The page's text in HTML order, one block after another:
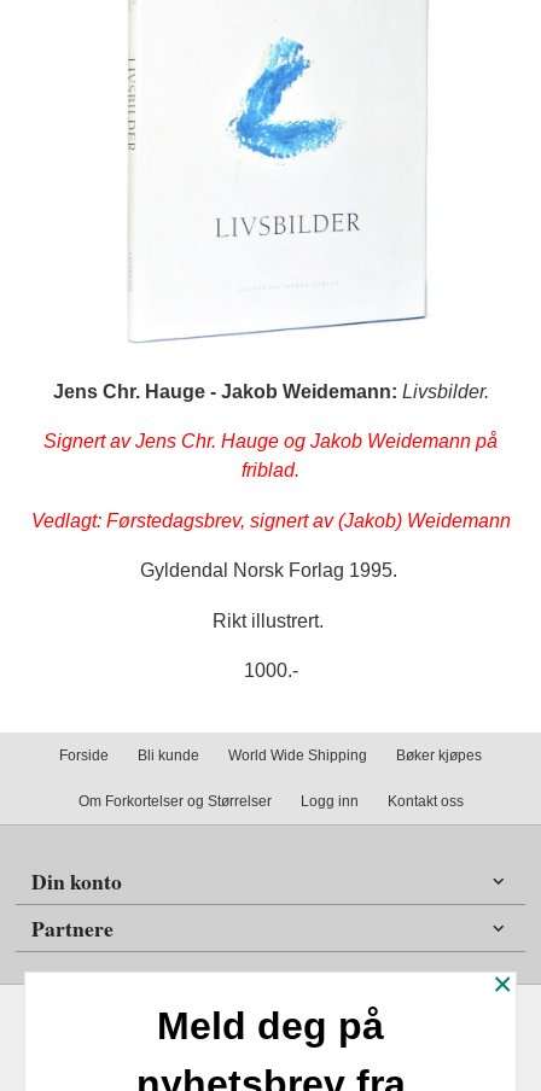
Jens Chr. Hauge - Jakob Weidemann: Livsbilder.
Signert av Jens Chr. Hauge og Jakob Weidemann på
friblad.
Vedlagt: Førstedagsbrev, signert av (Jakob) Weidemann
Gyldendal Norsk Forlag 1995.
Rikt illustrert.
1000.-
Forside Bli kunde World Wide Shipping Bøker kjøpes
Om Forkortelser og Størrelser Logg inn Kontakt oss
Din konto
Partnere
×
Meld deg på